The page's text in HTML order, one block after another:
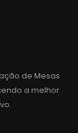
de Mesas
a melhor